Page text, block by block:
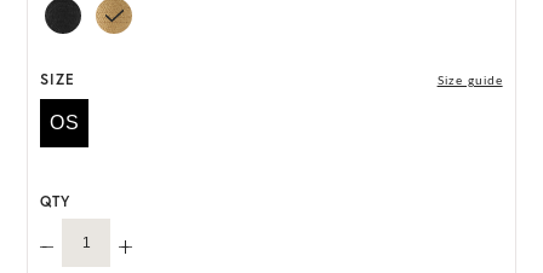
*天然素材を用いたハンドメイドのため、サイズ・色
には個体差がございます。
HAT BOX に収納できない商品です。
SIZE Size guide
OS
QTY